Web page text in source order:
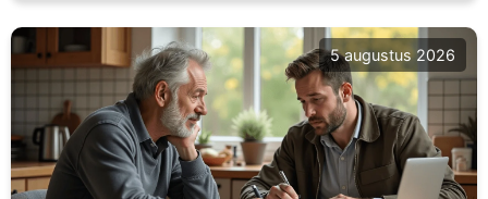
5 augustus 2026